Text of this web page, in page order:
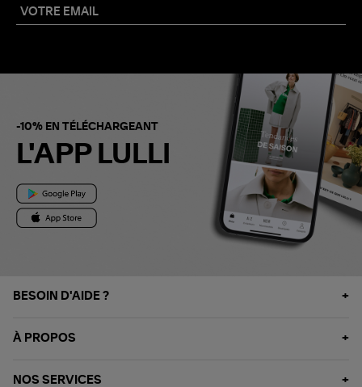
-10% EN TÉLÉCHARGEANT
L'APP LULLI
BESOIN D'AIDE ?
À PROPOS
NOS SERVICES